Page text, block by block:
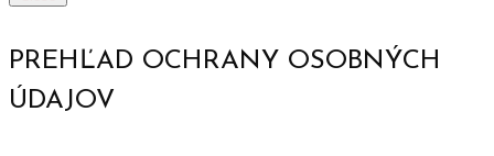
PREHĽAD OCHRANY OSOBNÝCH
ÚDAJOV